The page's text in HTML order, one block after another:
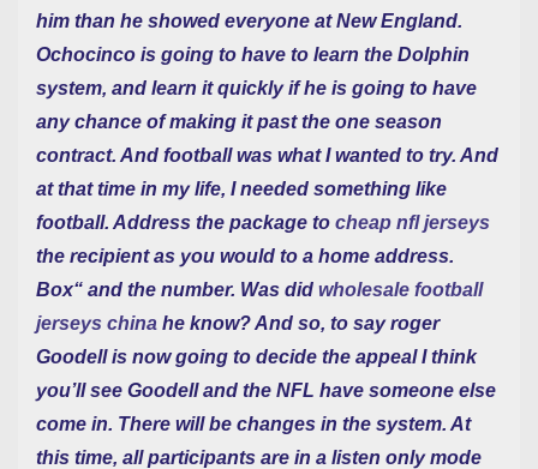
him than he showed everyone at New England.
Ochocinco is going to have to learn the Dolphin
system, and learn it quickly if he is going to have
any chance of making it past the one season
contract. And football was what I wanted to try. And
at that time in my life, I needed something like
football. Address the package to cheap nfl jerseys
the recipient as you would to a home address.
Box“ and the number. Was did wholesale football
jerseys china he know? And so, to say roger
Goodell is now going to decide the appeal I think
you’ll see Goodell and the NFL have someone else
come in. There will be changes in the system. At
this time, all participants are in a listen only mode